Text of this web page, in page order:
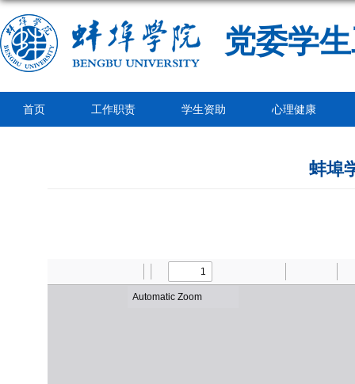
党委学
首页 工作职责 学生资助 心理健康
蚌埠